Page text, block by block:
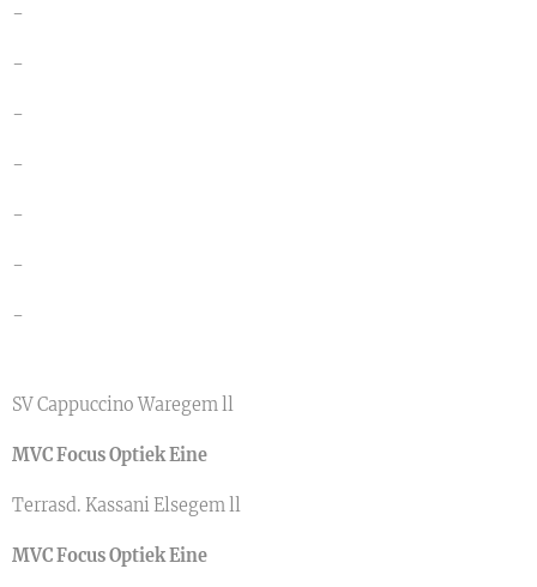
-
-
-
-
-
-
-
SV Cappuccino Waregem ll
MVC Focus Optiek Eine
Terrasd. Kassani Elsegem ll
MVC Focus Optiek Eine